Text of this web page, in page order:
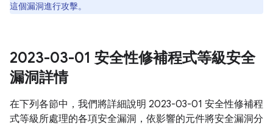
這個漏洞進行攻擊。
2023-03-01 安全性修補程式等級安全
漏洞詳情
在下列各節中，我們將詳細說明 2023-03-01 安全性修補程
式等級所處理的各項安全漏洞，依影響的元件將安全漏洞分